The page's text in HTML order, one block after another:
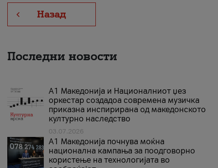
Назад
Последни новости
А1 Македонија и Националниот џез
оркестар создадоа современа музичка
приказна инспирирана од македонското
културно наследство
03.07.2026
A1 Македонија почнува моќна
национална кампања за поодговорно
користење на технологијата во